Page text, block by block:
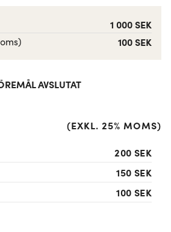
1 000 SEK
100 SEK
AVSLUTAT
(EXKL. 25% MOMS)
200 SEK
150 SEK
100 SEK